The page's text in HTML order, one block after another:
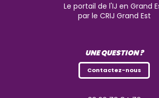
Le portail de l'IJ en Grand
par le CRIJ Grand Est
UNE QUESTION ?
Contactez-nous